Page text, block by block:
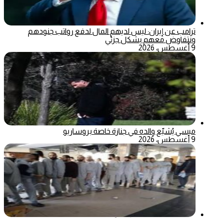
ترامب عن إيران: ليس لديهم المال لدفع رواتب جنودهم
ونتفاوض معهم بشكل جزئي
9 أغسطس، 2026
ميسي يُشيّع والده في جنازة خاصة بروساريو
9 أغسطس، 2026